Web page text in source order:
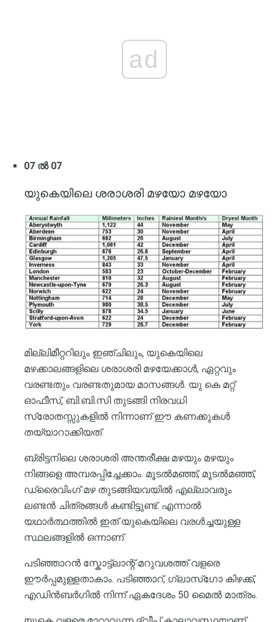
ad
07 ൽ 07
യുകെയിലെ ശരാശരി മഴയോ മഴയോ
മില്ലിമീറ്ററിലും ഇഞ്ചിലും, യുകെയിലെ
മഴക്കാലങ്ങളിലെ ശരാശരി മഴയേക്കാൾ, ഏറ്റവും
വരണ്ടതും വരണ്ടതുമായ മാസങ്ങൾ. യു കെ മറ്റ്
ഓഫീസ്, ബി.ബി.സി തുടങ്ങി നിരവധി
സ്രോതസ്സുകളിൽ നിന്നാണ് ഈ കണക്കുകൾ
തയ്യാറാക്കിയത്.
ബ്രിട്ടനിലെ ശരാശരി അന്തരീക്ഷ മഴയും മഴയും
നിങ്ങളെ അമ്പരപ്പിച്ചേക്കാം. മൂടൽമഞ്ഞ്, മൂടൽമഞ്ഞ്,
ഡ്രൈവിംഗ് മഴ തുടങ്ങിയവയിൽ എല്ലാവരും
ലണ്ടൻ ചിത്രങ്ങൾ കണ്ടിട്ടുണ്ട്. എന്നാൽ
യഥാർത്ഥത്തിൽ ഇത് യുകെയിലെ വരൾച്ചയുള്ള
സ്ഥലങ്ങളിൽ ഒന്നാണ്.
പടിഞ്ഞാറൻ സ്കോട്ട്ലാന്റ് മറുവശത്ത് വളരെ
ഈർപ്പമുള്ളതാകാം. പടിഞ്ഞാറ്, ഗ്ലാസ്ഗോ കിഴക്ക്,
എഡിൻബർഗിൽ നിന്ന് ഏകദേശം 50 മൈൽ മാത്രം.